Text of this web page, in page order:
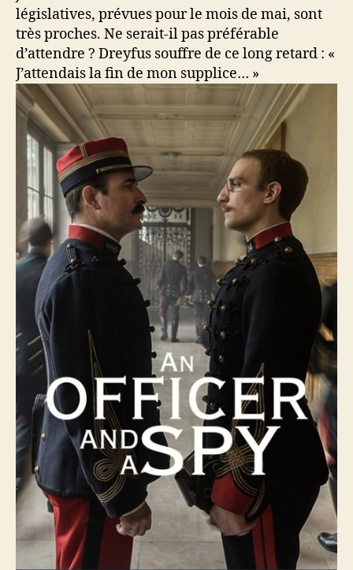
législatives, prévues pour le mois de mai, sont
très proches. Ne serait-il pas préférable
d’attendre ? Dreyfus souffre de ce long retard : «
J’attendais la fin de mon supplice… »